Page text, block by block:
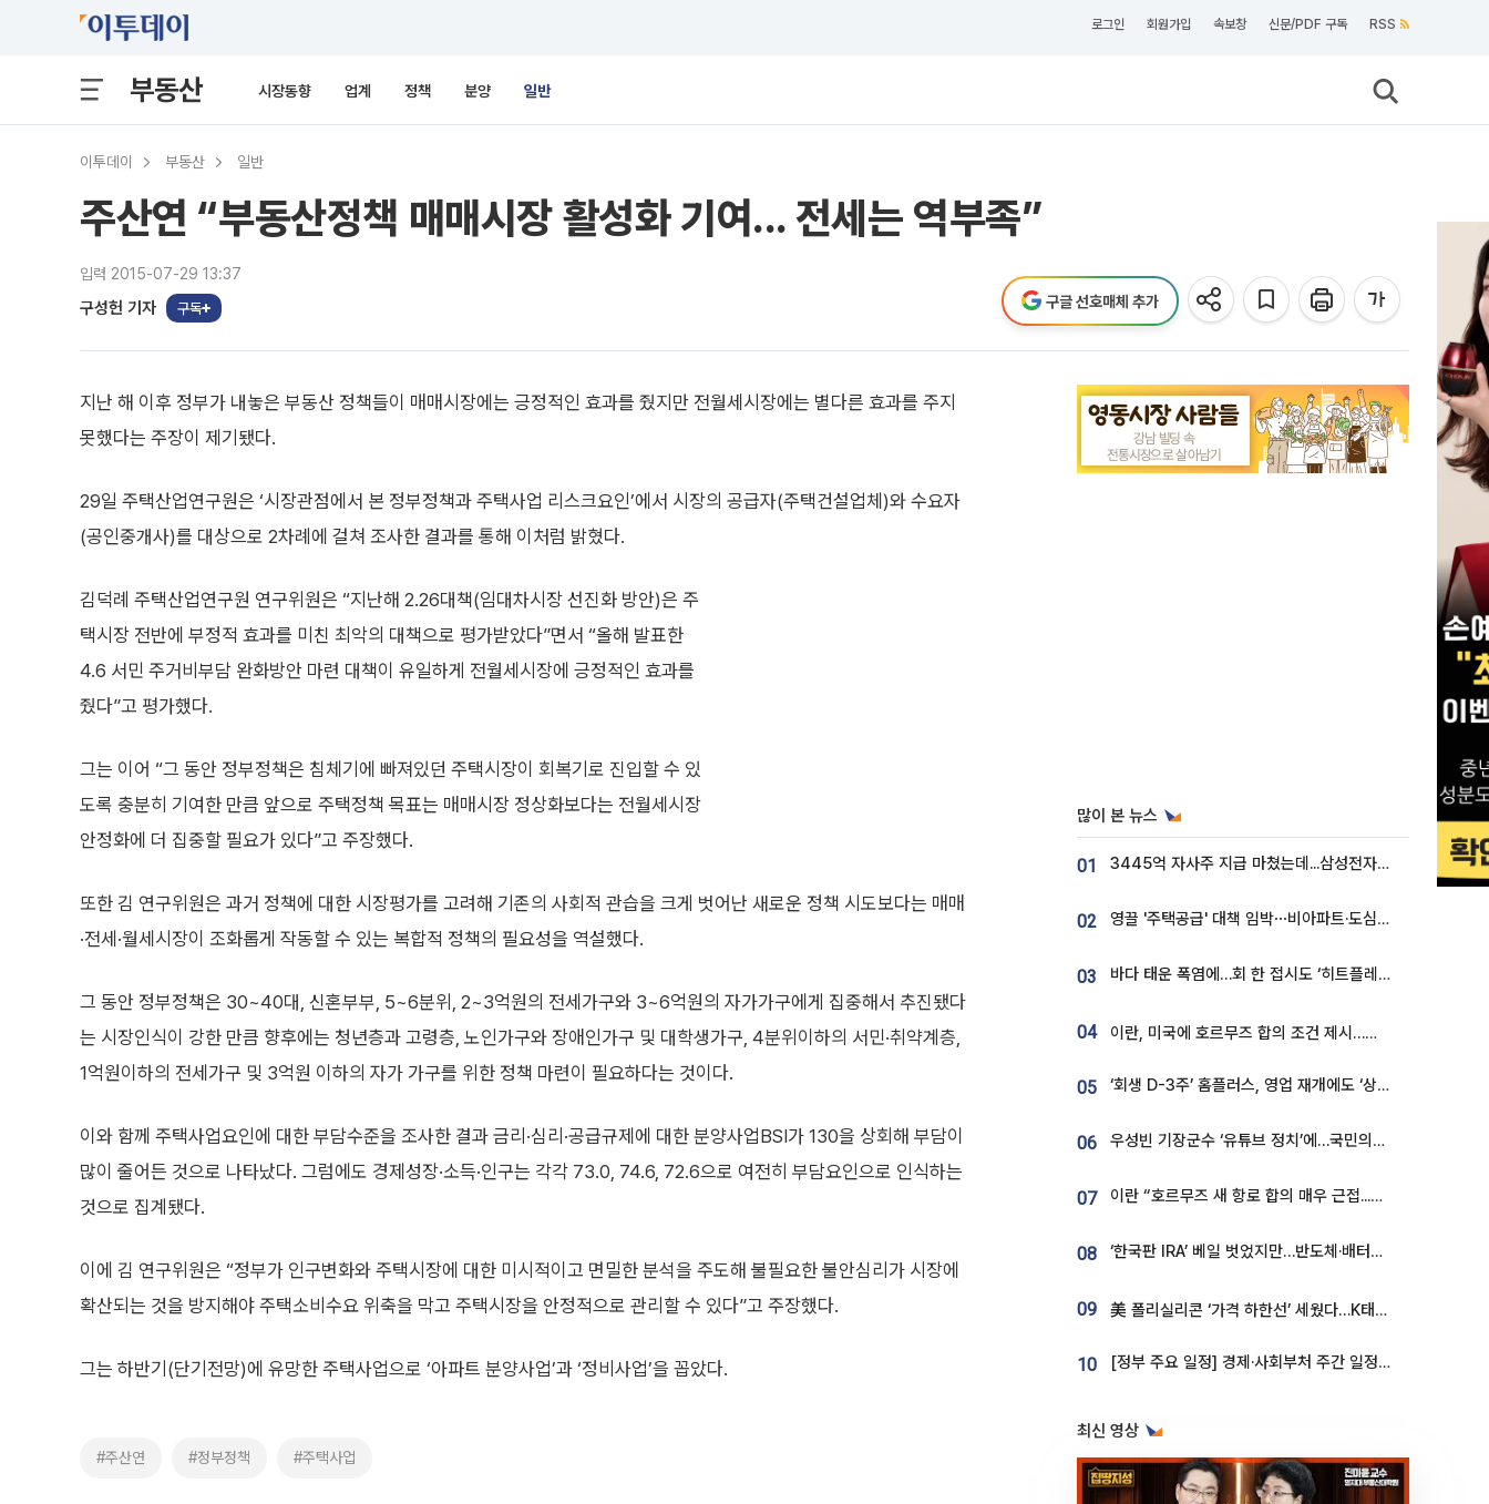
로그인 회원가입 속보창 신문/PDF 구독 RSS
부동산 시장동향 업계 정책 분양 일반
이투데이 부동산 일반
주산연 “부동산정책 매매시장 활성화 기여... 전세는 역부족”
입력 2015-07-29 13:37
구성헌 기자 구독 구글 선호매체 추가
지난 해 이후 정부가 내놓은 부동산 정책들이 매매시장에는 긍정적인 효과를 줬지만 전월세시장에는 별다른 효과를 주지
못했다는 주장이 제기됐다.
29일 주택산업연구원은 ‘시장관점에서 본 정부정책과 주택사업 리스크요인’에서 시장의 공급자(주택건설업체)와 수요자
(공인중개사)를 대상으로 2차례에 걸쳐 조사한 결과를 통해 이처럼 밝혔다.
김덕례 주택산업연구원 연구위원은 “지난해 2.26대책(임대차시장 선진화 방안)은 주
택시장 전반에 부정적 효과를 미친 최악의 대책으로 평가받았다”면서 “올해 발표한
4.6 서민 주거비부담 완화방안 마련 대책이 유일하게 전월세시장에 긍정적인 효과를
줬다”고 평가했다.
그는 이어 “그 동안 정부정책은 침체기에 빠져있던 주택시장이 회복기로 진입할 수 있
도록 충분히 기여한 만큼 앞으로 주택정책 목표는 매매시장 정상화보다는 전월세시장
안정화에 더 집중할 필요가 있다”고 주장했다.
또한 김 연구위원은 과거 정책에 대한 시장평가를 고려해 기존의 사회적 관습을 크게 벗어난 새로운 정책 시도보다는 매매
·전세·월세시장이 조화롭게 작동할 수 있는 복합적 정책의 필요성을 역설했다.
그 동안 정부정책은 30~40대, 신혼부부, 5~6분위, 2~3억원의 전세가구와 3~6억원의 자가가구에게 집중해서 추진됐다
는 시장인식이 강한 만큼 향후에는 청년층과 고령층, 노인가구와 장애인가구 및 대학생가구, 4분위이하의 서민·취약계층,
1억원이하의 전세가구 및 3억원 이하의 자가 가구를 위한 정책 마련이 필요하다는 것이다.
이와 함께 주택사업요인에 대한 부담수준을 조사한 결과 금리·심리·공급규제에 대한 분양사업BSI가 130을 상회해 부담이
많이 줄어든 것으로 나타났다. 그럼에도 경제성장·소득·인구는 각각 73.0, 74.6, 72.6으로 여전히 부담요인으로 인식하는
것으로 집계됐다.
이에 김 연구위원은 “정부가 인구변화와 주택시장에 대한 미시적이고 면밀한 분석을 주도해 불필요한 불안심리가 시장에
확산되는 것을 방지해야 주택소비수요 위축을 막고 주택시장을 안정적으로 관리할 수 있다”고 주장했다.
그는 하반기(단기전망)에 유망한 주택사업으로 ‘아파트 분양사업’과 ‘정비사업’을 꼽았다.
#주산연 #정부정책 #주택사업
많이 본 뉴스
01 3445억 자사주 지급 마쳤는데...삼성전자 DX노조, 뒤늦은 '떼쓰기 집회'
02 영끌 '주택공급' 대책 임박⋯비아파트·도심복합까지 총동원
03 바다 태운 폭염에…회 한 접시도 ‘히트플레이션’
04 이란, 미국에 호르무즈 합의 조건 제시…美 “경기 아직 안 끝나” [종합]
05 ‘회생 D-3주’ 홈플러스, 영업 재개에도 ‘상품 공급망’ 복구가 생존 관건
06 우성빈 기장군수 ‘유튜브 정치’에…국민의힘 군의원들 집단 반발
07 이란 “호르무즈 새 항로 합의 매우 근접...미국 배상 먼저”
08 ‘한국판 IRA’ 베일 벗었지만…반도체·배터리 업계 “시행령이 관건”
09 美 폴리실리콘 ‘가격 하한선’ 세웠다…K태양광 수혜 기대
10 [정부 주요 일정] 경제·사회부처 주간 일정 (8월 10일 ~ 8월 14일)
최신 영상